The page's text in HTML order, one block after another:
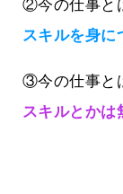
②今の仕事と
スキルを身に
③今の仕事と
スキルとかは